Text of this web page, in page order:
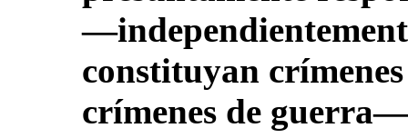
constituyan
crímenes de